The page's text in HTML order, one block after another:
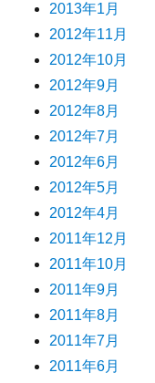
2013年1月
2012年11月
2012年10月
2012年9月
2012年8月
2012年7月
2012年6月
2012年5月
2012年4月
2011年12月
2011年10月
2011年9月
2011年8月
2011年7月
2011年6月